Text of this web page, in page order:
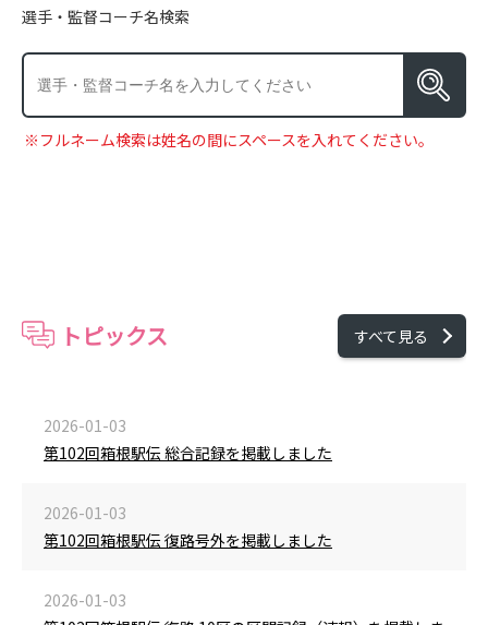
選手・監督コーチ名検索
※フルネーム検索は姓名の間にスペースを入れてください。
トピックス すべて見る
2026-01-03
第102回箱根駅伝 総合記録を掲載しました
2026-01-03
第102回箱根駅伝 復路号外を掲載しました
2026-01-03